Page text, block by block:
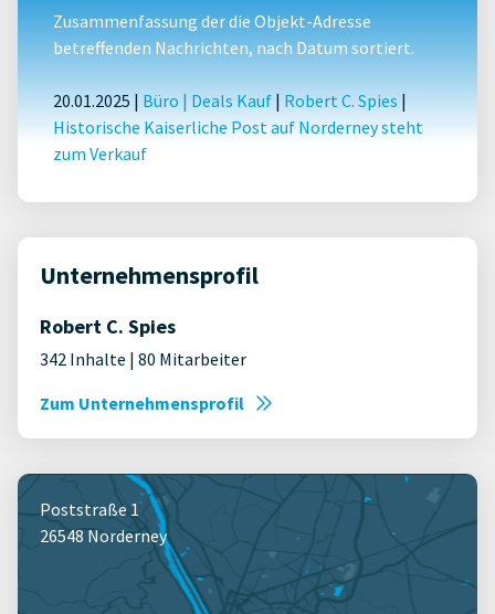
Zusammenfassung der die Objekt-Adresse
betreffenden Nachrichten, nach Datum sortiert.
20.01.2025 | Büro | Deals Kauf | Robert C. Spies |
Historische Kaiserliche Post auf Norderney steht
zum Verkauf
Unternehmensprofil
Robert C. Spies
342 Inhalte | 80 Mitarbeiter
Zum Unternehmensprofil
Poststraße 1
26548 Norderney